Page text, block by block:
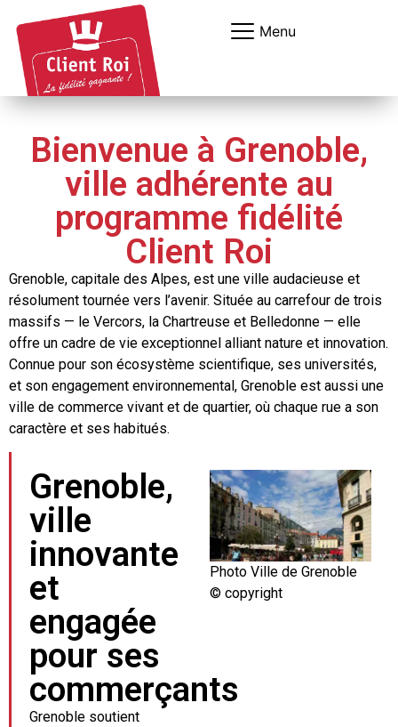
Menu
Bienvenue à Grenoble,
ville adhérente au
programme fidélité
Client Roi
Grenoble, capitale des Alpes, est une ville audacieuse et
résolument tournée vers l’avenir. Située au carrefour de trois
massifs — le Vercors, la Chartreuse et Belledonne — elle
offre un cadre de vie exceptionnel alliant nature et innovation.
Connue pour son écosystème scientifique, ses universités,
et son engagement environnemental, Grenoble est aussi une
ville de commerce vivant et de quartier, où chaque rue a son
caractère et ses habitués.
Grenoble,
ville
innovante
et
engagée
pour ses
commerçants
Grenoble soutient
Photo Ville de Grenoble
© copyright
Panneau de gestion des cookies